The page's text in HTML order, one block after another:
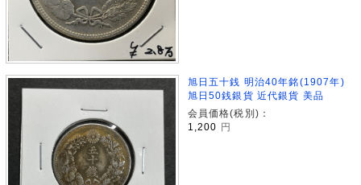
旭日五十銭 明治40年銘(1907年)
旭日50銭銀貨 近代銀貨 美品
会員価格(税別)：
1,200
円